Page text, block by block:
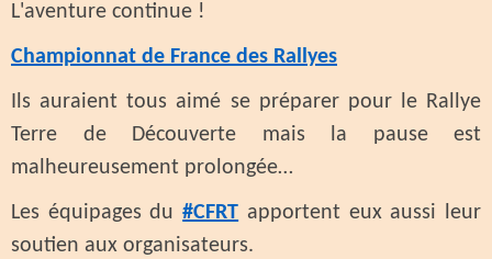
L'aventure continue !
Championnat de France des Rallyes
Ils auraient tous aimé se préparer pour le Rallye
Terre de Découverte mais la pause est
malheureusement prolongée…
Les équipages du#CFRT apportent eux aussi leur
soutien aux organisateurs.